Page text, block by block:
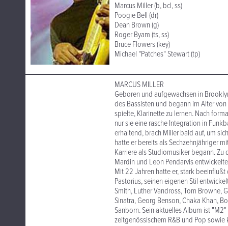
Marcus Miller (b, bcl, ss)
Poogie Bell (dr)
Dean Brown (g)
Roger Byam (ts, ss)
Bruce Flowers (key)
Michael "Patches" Stewart (tp)
MARCUS MILLER
Geboren und aufgewachsen in
des Bassisten und begann im Alter
spielte, Klarinette zu lernen. Nach
nur sie eine rasche Integration in
erhaltend, brach Miller bald auf, um
hatte er bereits als Sechzehnjähriger
Karriere als Studiomusiker begann.
Mardin und Leon Pendarvis
Mit 22 Jahren hatte er, stark
Pastorius, seinen eigenen Stil
Smith, Luther Vandross, Tom Browne,
Sinatra, Georg Benson, Chaka Khan,
Sanborn. Sein aktuelles Album ist
zeitgenössischem R&B und Pop